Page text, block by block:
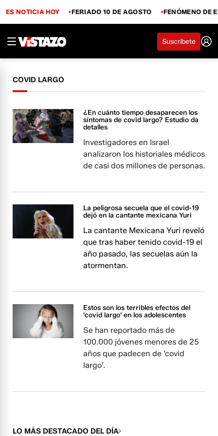
ES NOTICIA HOY FERIADO 10 DE AGOSTO FENÓMENO DE
Suscríbete
COVID LARGO
¿En cuánto tiempo desaparecen los
síntomas de covid largo? Estudio da
detalles
Investigadores en Israel
analizaron los historiales médicos
de casi dos millones de personas.
La peligrosa secuela que el covid-19
dejó en la cantante mexicana Yuri
La cantante Mexicana Yuri reveló
que tras haber tenido covid-19 el
año pasado, las secuelas aún la
atormentan.
Estos son los terribles efectos del
'covid largo' en los adolescentes
Se han reportado más de
100.000 jóvenes menores de 25
años que padecen de ‘covid
largo’.
LO MÁS DESTACADO DEL DÍA